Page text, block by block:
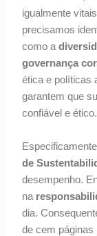
igualmente
precisamos
como a
governança
ética e políticas
garantem que
confiável e ético.
de
desempenho.
na
dia.
de cem